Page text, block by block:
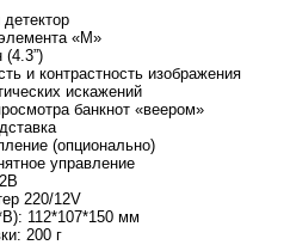
«М»
и контрастность изображения
искажений
банкнот «веером»
(опционально)
управление
220/12V
112*107*150 мм
200 г